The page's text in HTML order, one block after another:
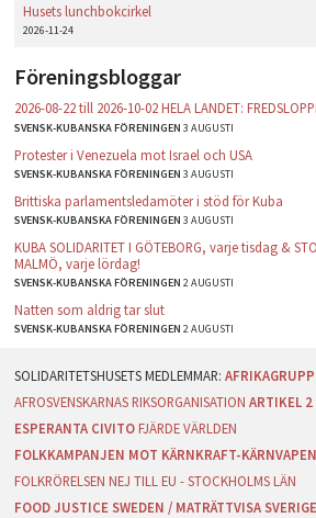
Husets lunchbokcirkel
2026-11-24
Föreningsbloggar
2026-08-22 till 2026-10-02 HELA LANDET:
SVENSK-KUBANSKA FÖRENINGEN3 AUGUSTI
Protester i Venezuela mot Israel och USA
SVENSK-KUBANSKA FÖRENINGEN3 AUGUSTI
Brittiska parlamentsledamöter i stöd för Kuba
SVENSK-KUBANSKA FÖRENINGEN3 AUGUSTI
KUBA SOLIDARITET I GÖTEBORG, varje tisdag &
MALMÖ, varje lördag!
SVENSK-KUBANSKA FÖRENINGEN2 AUGUSTI
Natten som aldrig tar slut
SVENSK-KUBANSKA FÖRENINGEN2 AUGUSTI
AFROSVENSKARNAS RIKSORGANISATION ARTIKEL 2
ESPERANTA CIVITO FJÄRDE VÄRLDEN
FOLKKAMPANJEN MOT KÄRNKRAFT-KÄRNVAPEN
FOLKRÖRELSEN NEJ TILL EU - STOCKHOLMS LÄN
FOOD JUSTICE SWEDEN / MATRÄTTVISA SVERIGE